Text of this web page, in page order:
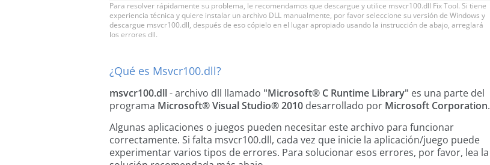
Para resolver rápidamente su problema, le recomendamos que descargue y utilice msvcr100.dll Fix Tool. Si tiene
experiencia técnica y quiere instalar un archivo DLL manualmente, por favor seleccione su versión de Windows y
descargue msvcr100.dll, después de eso cópielo en el lugar apropiado usando la instrucción de abajo, arreglará
los errores dll.
¿Qué es Msvcr100.dll?
msvcr100.dll- archivo dll llamado "Microsoft® C Runtime Library" es una parte del
programa Microsoft® Visual Studio® 2010 desarrollado por Microsoft Corporation.
Algunas aplicaciones o juegos pueden necesitar este archivo para funcionar
correctamente. Si falta msvcr100.dll, cada vez que inicie la aplicación/juego puede
experimentar varios tipos de errores. Para solucionar esos errores, por favor, lea la